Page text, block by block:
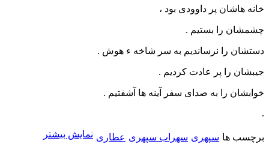
خانه هاشان پر داوودی بود ،
چشمشان را بستیم .
دستشان را نرساندیم به سر شاخه ء هوش .
جیبشان را پر عادت کردیم .
خوابشان را به صدای سفر آینه ها آشفتیم .
.
برچسب ها سپهری سهراب سپهری عطاری نمایش بیشتر